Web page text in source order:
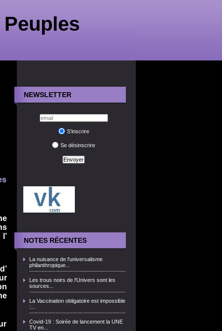
NEWSLETTER
S'inscrire
Se désinscrire
NOTES RÉCENTES
La nuisance de l'universalisme
philanthropique...
Les trous noirs de l'Univers sont les
sources...
La Vaccination obligatoire est impossible
:...
Covid-19 : Soirée de lancement la UNE
TV en...